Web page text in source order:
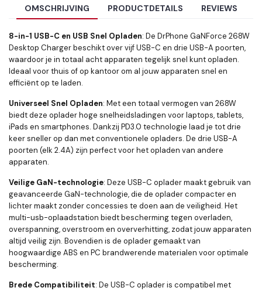
OMSCHRIJVING PRODUCTDETAILS REVIEWS
8-in-1 USB-C en USB Snel Opladen: De DrPhone GaNForce 268W
Desktop Charger beschikt over vijf USB-C en drie USB-A poorten,
waardoor je in totaal acht apparaten tegelijk snel kunt opladen.
Ideaal voor thuis of op kantoor om al jouw apparaten snel en
efficiënt op te laden.
Universeel Snel Opladen: Met een totaal vermogen van 268W
biedt deze oplader hoge snelheidsladingen voor laptops, tablets,
iPads en smartphones. Dankzij PD3.0 technologie laad je tot drie
keer sneller op dan met conventionele opladers. De drie USB-A
poorten (elk 2.4A) zijn perfect voor het opladen van andere
apparaten.
Veilige GaN-technologie: Deze USB-C oplader maakt gebruik van
geavanceerde GaN-technologie, die de oplader compacter en
lichter maakt zonder concessies te doen aan de veiligheid. Het
multi-usb-oplaadstation biedt bescherming tegen overladen,
overspanning, overstroom en oververhitting, zodat jouw apparaten
altijd veilig zijn. Bovendien is de oplader gemaakt van
hoogwaardige ABS en PC brandwerende materialen voor optimale
bescherming.
Brede Compatibiliteit: De USB-C oplader is compatibel met